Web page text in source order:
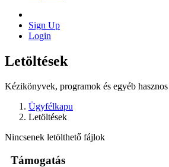
Sign Up
Login
Letöltések
Kézikönyvek, programok és egyéb
Ügyfélkapu
Letöltések
Nincsenek letölthető fájlok
Támogatás